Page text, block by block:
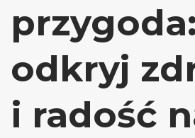
przygoda:
odkryj
i radość